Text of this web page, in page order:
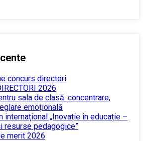
concurs directori
2026
sala de clasă: concentrare,
emoțională
internațional „Inovație în educație –
resurse pedagogice”
merit 2026